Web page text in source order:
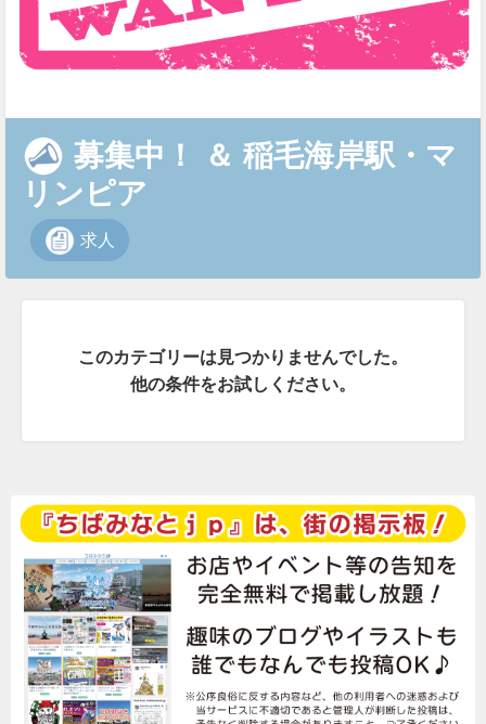
募集中！ ＆ 稲毛海岸駅・マ
リンピア
求人
このカテゴリーは見つかりませんでした。
他の条件をお試しください。